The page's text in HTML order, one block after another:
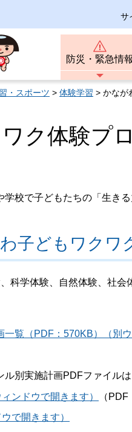
サ
防災・緊急情報
・スポーツ > 体験学習 > かなが
ク体験プ
校で子どもたちの「生きる
子どもワクワ
科学体験、自然体験、社会
覧（PDF：570KB）（別ウ
別実施計画PDFファイルは
ンドウで開きます） （
で開きます）